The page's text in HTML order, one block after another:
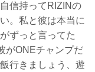
信持ってRIZINの
。私と彼は本当に
ずっと言ってた
がONEチャンプだ
行きましょう、遊